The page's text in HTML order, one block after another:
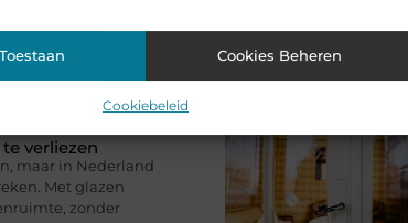
Cookies Beheren
Cookiebeleid
jou.
verliezen
maar in Nederland
Met glazen
zonder